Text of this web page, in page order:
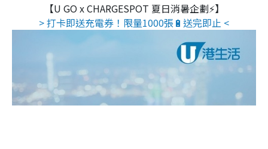
【U GO x CHARGESPOT 夏日消暑企劃⚡】
> 打卡即送充電券！限量1000張🔋送完即止 <